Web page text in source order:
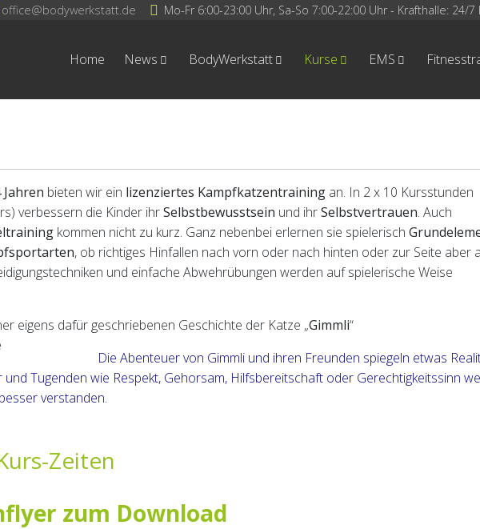
office@bodywerkstatt.de Mo-Fr 6:00-23:00 Uhr, Sa-So 7:00-22:00 Uhr - Krafthalle: 24/7
Home News BodyWerkstatt Kurse EMS
Jahren bieten wir ein lizenziertes Kampfkatzentraining an. In 2 x 10 Kursstunden
verbessern die Kinder ihrSelbstbewusstsein und ihrSelbstvertrauen. Auch
kommen nicht zu kurz. Ganz nebenbei erlernen sie spielerisch
, ob richtiges Hinfallen nach vorn oder nach hinten oder zur Seite aber
und einfache Abwehrübungen werden auf spielerische Weise
eigens dafür geschriebenen Geschichte der Katze „Gimmli“
Die Abenteuer von Gimmli und ihren Freunden spiegeln etwas
Tugenden wie Respekt, Gehorsam, Hilfsbereitschaft oder Gerechtigkeitssinn
verstanden.
Zeiten
zum Download